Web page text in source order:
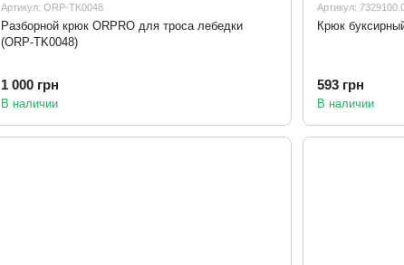
Артикул: ORP-TK0048
Разборной крюк ORPRO для троса лебедки
(ORP-TK0048)
1 000 грн
В наличии
Артикул:
Крюк
593 грн
В наличии